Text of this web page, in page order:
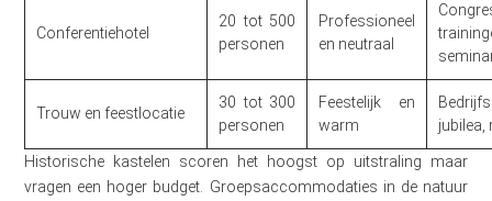
Conferentiehotel
20 tot 500
personen
Professioneel
en neutraal
Trouw en feestlocatie
30 tot 300
personen
Feestelijk en
warm
jubilea,
Historische kastelen scoren het hoogst op uitstraling maar
vragen een hoger budget. Groepsaccommodaties in de natuur